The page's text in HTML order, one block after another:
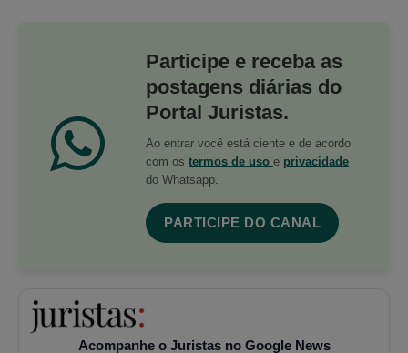
Participe e receba as
postagens diárias do
Portal Juristas.
Ao entrar você está ciente e de acordo
com os termos de uso e privacidade
do Whatsapp.
PARTICIPE DO CANAL
Acompanhe o Juristas no Google News